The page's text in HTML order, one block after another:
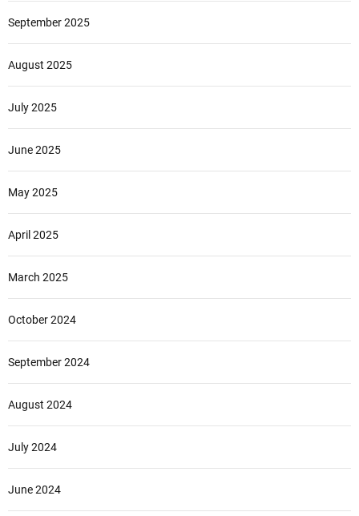
September 2025
August 2025
July 2025
June 2025
May 2025
April 2025
March 2025
October 2024
September 2024
August 2024
July 2024
June 2024